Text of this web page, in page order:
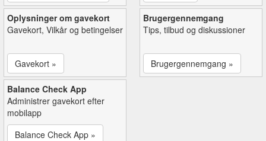
Oplysninger om gavekort
Gavekort, Vilkår og betingelser
Gavekort »
Brugergennemgang
Tips, tilbud og diskussioner
Brugergennemgang »
Balance Check App
Administrer gavekort efter
mobilapp
Balance Check App »